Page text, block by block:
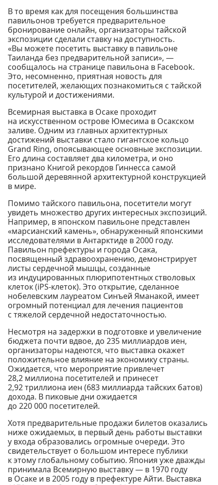
В то время как для посещения большинства
павильонов требуется предварительное
бронирование онлайн, организаторы тайской
экспозиции сделали ставку на доступность.
«Вы можете посетить выставку в павильоне
Таиланда без предварительной записи», —
сообщалось на странице павильона в Facebook.
Это, несомненно, приятная новость для
посетителей, желающих познакомиться с тайской
культурой и достижениями.
Всемирная выставка в Осаке проходит
на искусственном острове Юмесима в Осакском
заливе. Одним из главных архитектурных
достижений выставки стало гигантское кольцо
Grand Ring, опоясывающее основные экспозиции.
Его длина составляет два километра, и оно
признано Книгой рекордов Гиннесса самой
большой деревянной архитектурной конструкцией
в мире.
Помимо тайского павильона, посетители могут
увидеть множество других интересных экспозиций.
Например, в японском павильоне представлен
«марсианский камень», обнаруженный японскими
исследователями в Антарктиде в 2000 году.
Павильон префектуры и города Осака,
посвященный здравоохранению, демонстрирует
листы сердечной мышцы, созданные
из индуцированных плюрипотентных стволовых
клеток (iPS-клеток). Это открытие, сделанное
нобелевским лауреатом Синъей Яманакой, имеет
огромный потенциал для лечения пациентов
с тяжелой сердечной недостаточностью.
Несмотря на задержки в подготовке и увеличение
бюджета почти вдвое, до 235 миллиардов иен,
организаторы надеются, что выставка окажет
положительное влияние на экономику страны.
Ожидается, что мероприятие привлечет
28,2 миллиона посетителей и принесет
2,92 триллиона иен (683 миллиарда тайских батов)
дохода. В пиковые дни ожидается
до 220 000 посетителей.
Хотя предварительные продажи билетов оказались
ниже ожидаемых, в первый день работы выставки
у входа образовались огромные очереди. Это
свидетельствует о большом интересе публики
к этому глобальному событию. Япония уже дважды
принимала Всемирную выставку — в 1970 году
в Осаке и в 2005 году в префектуре Айти. Выставка